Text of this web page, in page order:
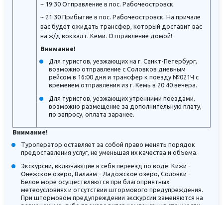
~ 19:30 Отправление в пос. Рабочеостровск.
~ 21:30 Прибытие в пос. Рабочеостровск. На причале
вас будет ожидать трансфер, который доставит вас
на ж/д вокзал г. Кеми. Отправление домой!
Внимание!
Для туристов, уезжающих на г. Санкт-Петербург,
возможно отправление с Соловков дневным
рейсом в 16:00 дня и трансфер к поезду №021Ч с
временем отправления из г. Кемь в 20:40 вечера.
Для туристов, уезжающих утренними поездами,
возможно размещение за дополнительную плату,
по запросу, оплата заранее.
Внимание!
Туроператор оставляет за собой право менять порядок
предоставления услуг, не уменьшая их качества и объема.
Экскурсии, включающие в себя переезд по воде: Кижи -
Онежское озеро, Валаам - Ладожское озеро, Соловки -
Белое море осуществляются при благоприятных
метеоусловиях и отсутствии штормового предупреждения.
При штормовом предупреждении экскурсии заменяются на